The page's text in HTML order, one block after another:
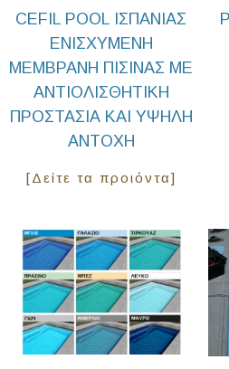
CEFIL POOL ΙΣΠΑΝΊΑΣ
ΕΝΙΣΧΥΜΈΝΗ
ΜΕΜΒΡΆΝΗ ΠΙΣΊΝΑΣ ΜΕ
ΑΝΤΙΟΛΙΣΘΗΤΙΚΉ
ΠΡΟΣΤΑΣΊΑ ΚΑΙ ΥΨΗΛΉ
ΑΝΤΟΧΉ
[Δείτε τα προιόντα]